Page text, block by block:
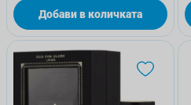
Добави в количката